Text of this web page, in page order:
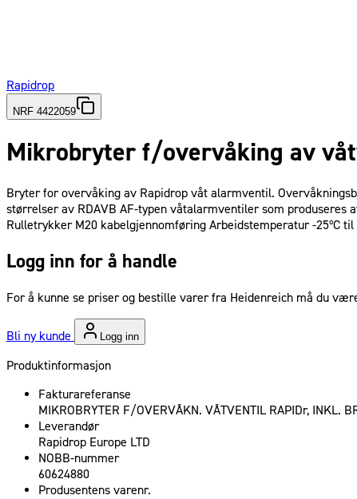
Rapidrop
NRF 4422059
Mikrobryter f/overvåking av
Bryter for overvåking av Rapidrop våt alarmventil.
størrelser av RDAVB AF-typen våtalarmventiler som produseres
Rulletrykker M20 kabelgjennomføring Arbeidstemperatur -25ºC
Logg inn for å handle
For å kunne se priser og bestille varer fra Heidenreich må du
Bli ny kunde Logg inn
Produktinformasjon
Fakturareferanse
MIKROBRYTER F/OVERVÅKN. VÅTVENTIL RAPIDr, INKL.
Leverandør
Rapidrop Europe LTD
NOBB-nummer
60624880
Produsentens varenr.